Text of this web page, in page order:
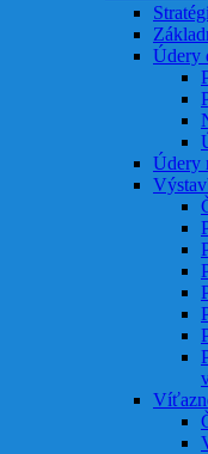
Údery
Údery